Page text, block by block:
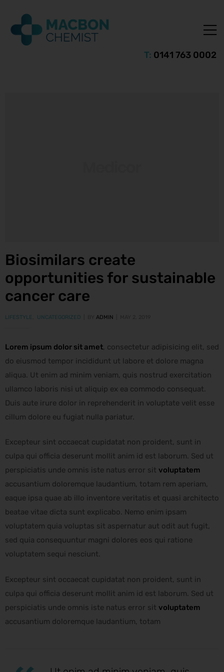
T: 0141 763 0002
Biosimilars create
opportunities for sustainable
cancer care
LIFESTYLE UNCATEGORIZED ADMIN
Lorem ipsum dolor sit amet , consectetur adipisicing elit, sed
do eiusmod tempor incididunt ut labore et dolore magna
aliqua. Ut enim ad minim veniam, quis nostrud exercitation
ullamco laboris nisi ut aliquip ex ea commodo consequat.
Duis aute irure dolor in reprehenderit in voluptate velit esse
cillum dolore eu fugiat nulla pariatur.
Excepteur sint occaecat cupidatat non proident, sunt in
culpa qui officia deserunt mollit anim id est laborum. Sed ut
perspiciatis unde omnis iste natus error sit voluptatem
accusantium doloremque laudantium, totam rem aperiam,
eaque ipsa quae ab illo inventore veritatis et quasi architecto
beatae vitae dicta sunt explicabo. Nemo enim ipsam
voluptatem quia voluptas sit aspernatur aut odit aut fugit,
sed quia consequuntur magni dolores eos qui ratione
voluptatem sequi nesciunt.
Excepteur sint occaecat cupidatat non proident, sunt in
culpa qui officia deserunt mollit anim id est laborum. Sed ut
perspiciatis unde omnis iste natus error sit voluptatem
accusantium doloremque laudantium, totam